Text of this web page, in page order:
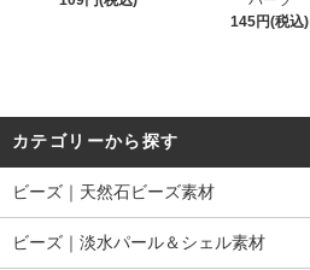
145円(税込)
カテゴリーから探す
ビーズ｜天然石ビーズ素材
ビーズ｜淡水パール＆シェル素材